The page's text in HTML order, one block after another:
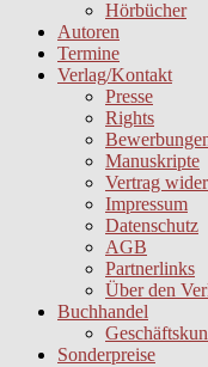
Hörbücher
Autoren
Termine
Verlag/Kontakt
Presse
Rights
Manuskripte
Vertrag
Impressum
Datenschutz
AGB
Partnerlinks
Über den
Buchhandel
Sonderpreise